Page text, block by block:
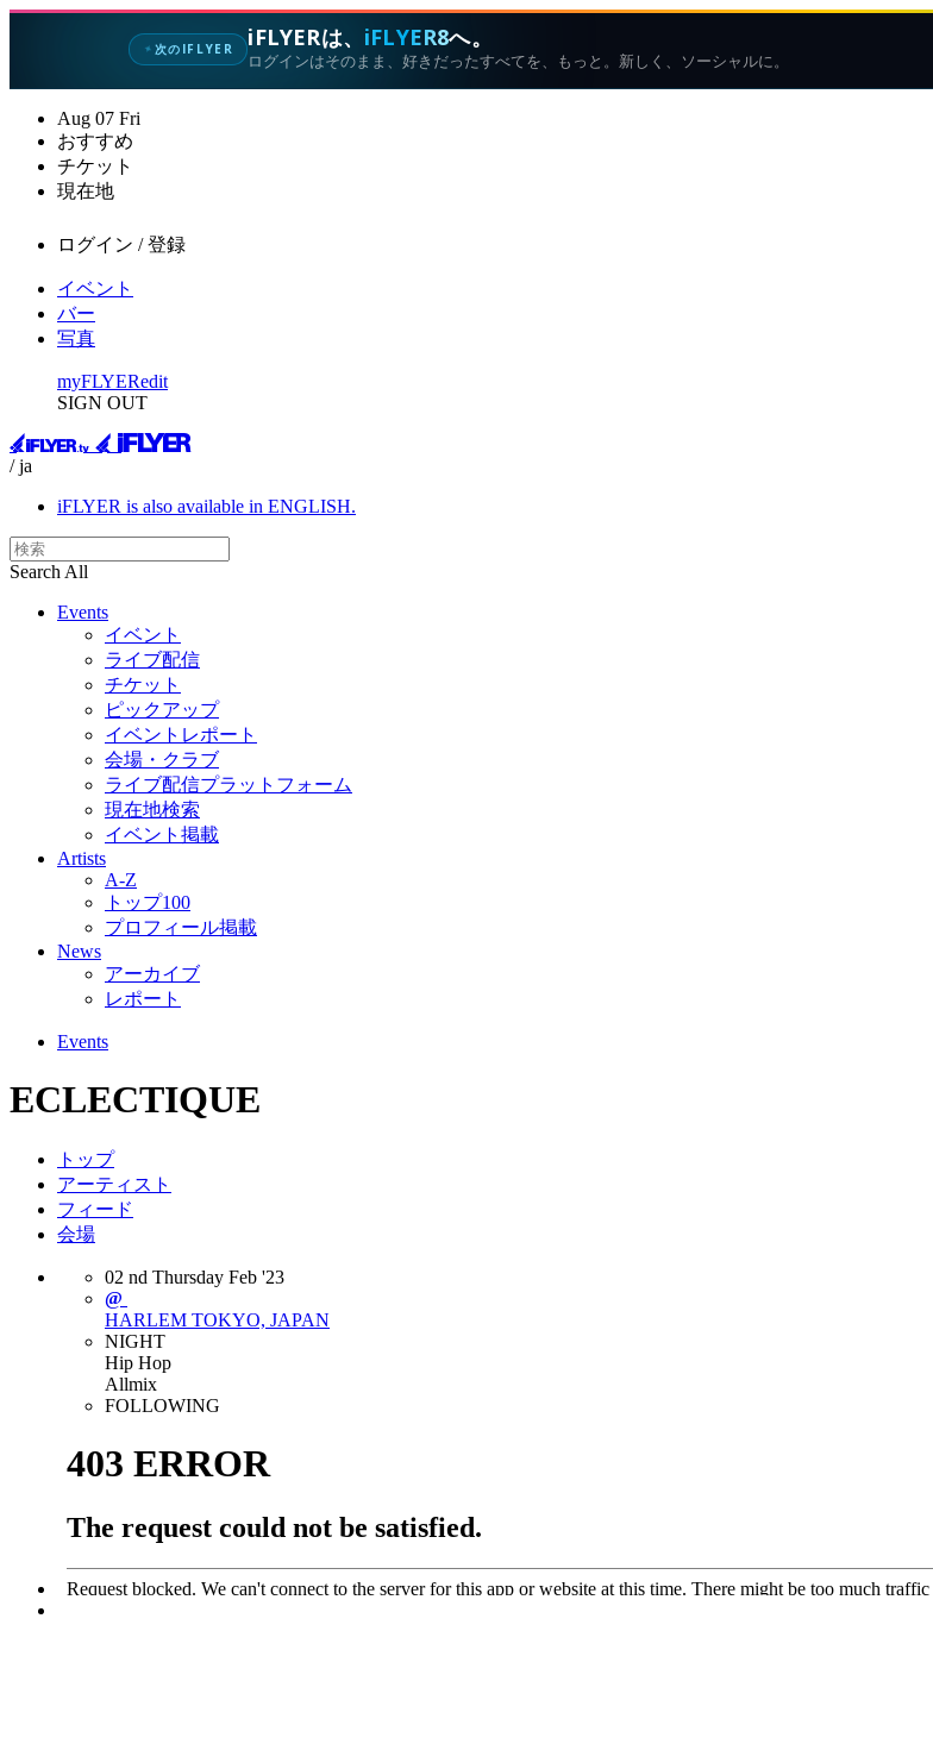
✦次のIFLYER iFLYERは、 iFLYER8へ。
ログインはそのまま、好きだったすべてを、もっと。新しく、ソーシャルに。
Aug 07 Fri
おすすめ
チケット
現在地
ログイン / 登録
イベント
バー
写真
myFLYERedit
SIGN OUT
/ ja
iFLYER is also available in ENGLISH.
Search All
Events
イベント
ライブ配信
チケット
ピックアップ
イベントレポート
会場・クラブ
ライブ配信プラットフォーム
現在地検索
イベント掲載
Artists
A-Z
トップ100
プロフィール掲載
News
アーカイブ
レポート
Events
ECLECTIQUE
トップ
アーティスト
フィード
会場
02 nd Thursday Feb '23
@
HARLEM TOKYO, JAPAN
NIGHT
Hip Hop
Allmix
FOLLOWING